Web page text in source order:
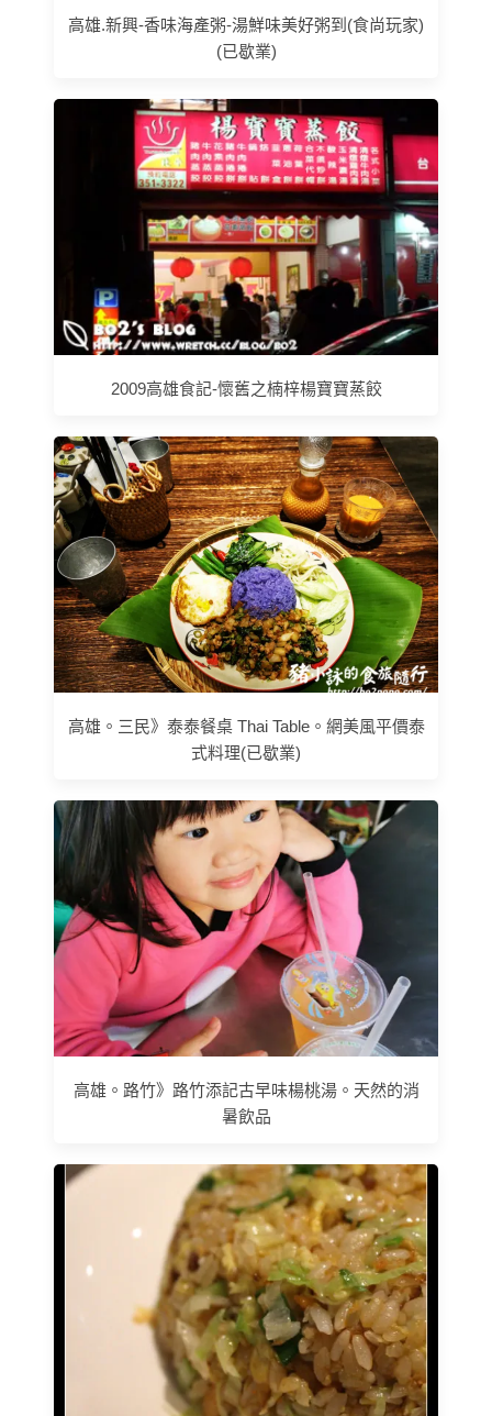
高雄.新興-香味海產粥-湯鮮味美好粥到(食尚玩家)
(已歇業)
2009高雄食記-懷舊之楠梓楊寶寶蒸餃
高雄。三民》泰泰餐桌 Thai Table。網美風平價泰
式料理(已歇業)
高雄。路竹》路竹添記古早味楊桃湯。天然的消
暑飲品